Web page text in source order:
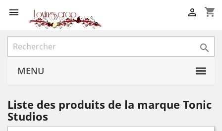
 shopping_cart


MENU
Liste des produits de la marque Tonic
Studios